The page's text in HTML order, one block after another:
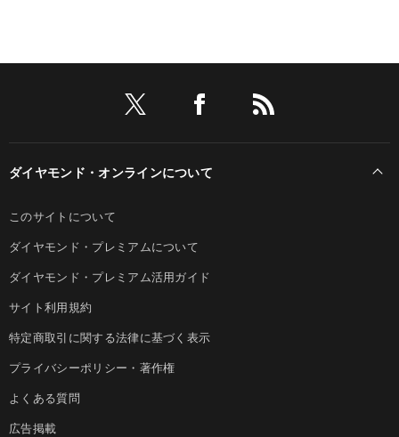
ダイヤモンド・オンラインについて
このサイトについて
ダイヤモンド・プレミアムについて
ダイヤモンド・プレミアム活用ガイド
サイト利用規約
特定商取引に関する法律に基づく表示
プライバシーポリシー・著作権
よくある質問
広告掲載